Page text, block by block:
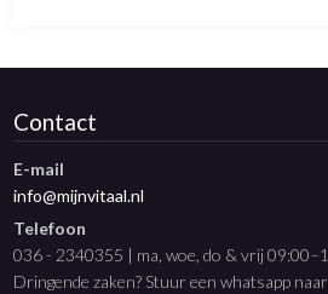
Contact
E-mail
info@mijnvitaal.nl
Telefoon
036 - 2340355 | ma, woe, do & vrij
Dringende zaken? Stuur een whatsapp